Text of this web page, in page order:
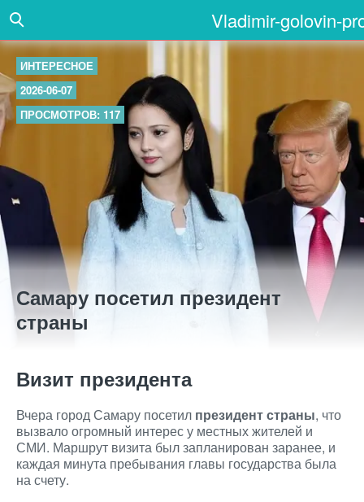
Vladimir-golovin-
ИНТЕРЕСНОЕ
2026-06-07
ПРОСМОТРОВ: 117
Самару посетил президент
страны
Визит президента
Вчера город Самару посетил президент страны, что
вызвало огромный интерес у местных жителей и
СМИ. Маршрут визита был запланирован заранее, и
каждая минута пребывания главы государства была
на счету.